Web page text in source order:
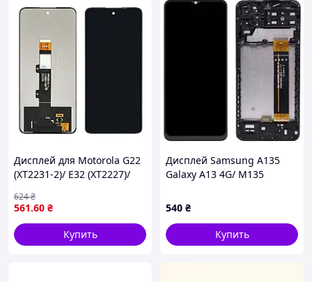
Дисплей для Motorola G22
(XT2231-2)/ E32 (XT2227)/
тачскрином
561.60 ₴
624₴
Купить
Дисплей Samsung A135
Galaxy A13 4G/ M135
540 ₴
Купить